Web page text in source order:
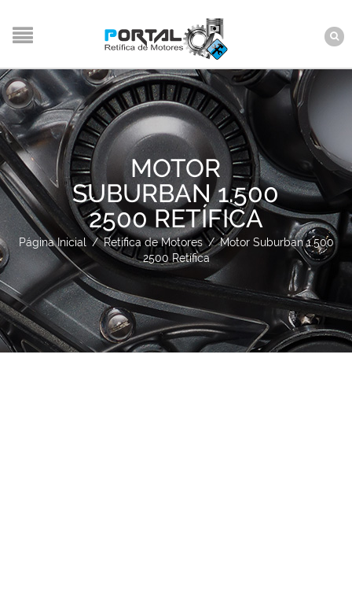
MOTOR
SUBURBAN 1.500
2500 RETÍFICA
Página Inicial / Retífica de Motores / Motor Suburban 1.500
2500 Retífica